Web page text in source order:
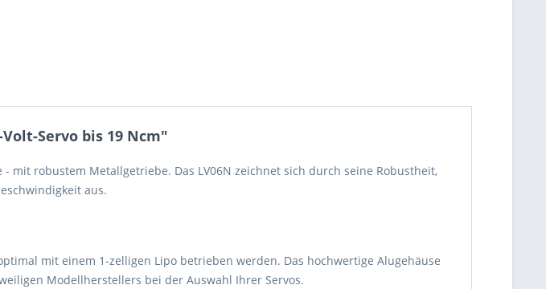
Servo bis 19 Ncm"
- mit robustem Metallgetriebe. Das LV06N zeichnet sich durch seine Robustheit,
aus.
mit einem 1-zelligen Lipo betrieben werden. Das hochwertige Alugehäuse
Modellherstellers bei der Auswahl Ihrer Servos.